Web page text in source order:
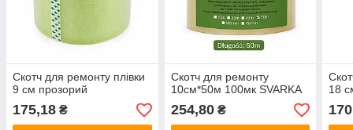
Скотч для ремонту плівки
9 см прозорий
175,18 ₴
Скотч для ремонту
10см*50м 100мк SVARKA
254,80₴
18